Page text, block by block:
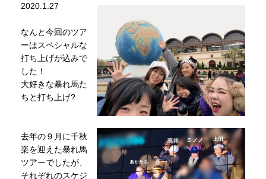
2020.1.27
なんと今回のツア
ーはスペシャルな
打ち上げが込みで
した！
大好きな暴れ馬た
ちと打ち上げ?
去年の９月に千秋
楽を迎えた暴れ馬
ツアーでしたが、
それぞれのスケジ